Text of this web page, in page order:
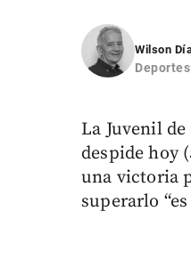
Wilson
Deportes
La Juvenil
despide hoy
una victoria
superarlo